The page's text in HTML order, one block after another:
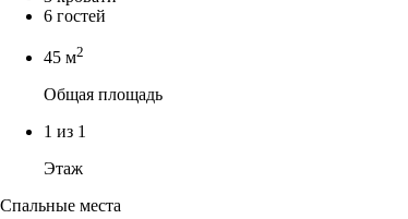
6 гостей
45 м2
Общая площадь
1 из 1
Этаж
Спальные места